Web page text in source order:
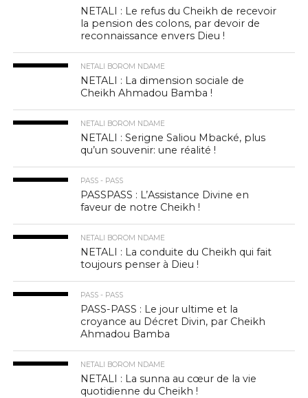
NETALI : Le refus du Cheikh de recevoir
la pension des colons, par devoir de
reconnaissance envers Dieu !
NETALI BOROM NDAME
NETALI : La dimension sociale de
Cheikh Ahmadou Bamba !
NETALI BOROM NDAME
NETALI : Serigne Saliou Mbacké, plus
qu’un souvenir: une réalité !
PASS - PASS
PASSPASS : L’Assistance Divine en
faveur de notre Cheikh !
NETALI BOROM NDAME
NETALI : La conduite du Cheikh qui fait
toujours penser à Dieu !
PASS - PASS
PASS-PASS : Le jour ultime et la
croyance au Décret Divin, par Cheikh
Ahmadou Bamba
NETALI BOROM NDAME
NETALI : La sunna au cœur de la vie
quotidienne du Cheikh !